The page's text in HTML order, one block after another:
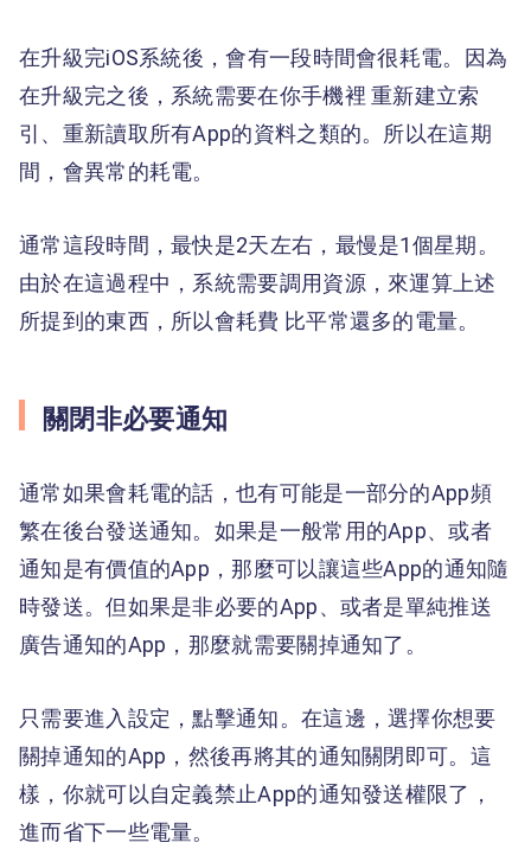
在升級完iOS系統後，會有一段時間會很耗電。因為
在升級完之後，系統需要在你手機裡 重新建立索
引、重新讀取所有App的資料之類的。所以在這期
間，會異常的耗電。
通常這段時間，最快是2天左右，最慢是1個星期。
由於在這過程中，系統需要調用資源，來運算上述
所提到的東西，所以會耗費 比平常還多的電量。
關閉非必要通知
通常如果會耗電的話，也有可能是一部分的App頻
繁在後台發送通知。如果是一般常用的App、或者
通知是有價值的App，那麼可以讓這些App的通知隨
時發送。但如果是非必要的App、或者是單純推送
廣告通知的App，那麼就需要關掉通知了。
只需要進入設定，點擊通知。在這邊，選擇你想要
關掉通知的App，然後再將其的通知關閉即可。這
樣，你就可以自定義禁止App的通知發送權限了，
進而省下一些電量。